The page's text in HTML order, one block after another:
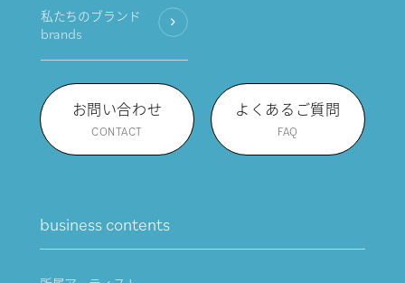
私たちのブランド
brands
お問い合わせ
CONTACT
よくあるご質問
FAQ
business contents